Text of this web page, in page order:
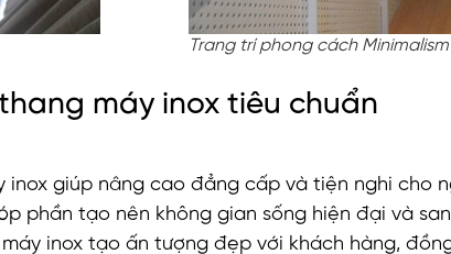
Trang trí phong cách Minimalism
máy inox tiêu chuẩn
inox giúp nâng cao đẳng cấp và tiện nghi cho
phần tạo nên không gian sống hiện đại và
inox tạo ấn tượng đẹp với khách hàng,